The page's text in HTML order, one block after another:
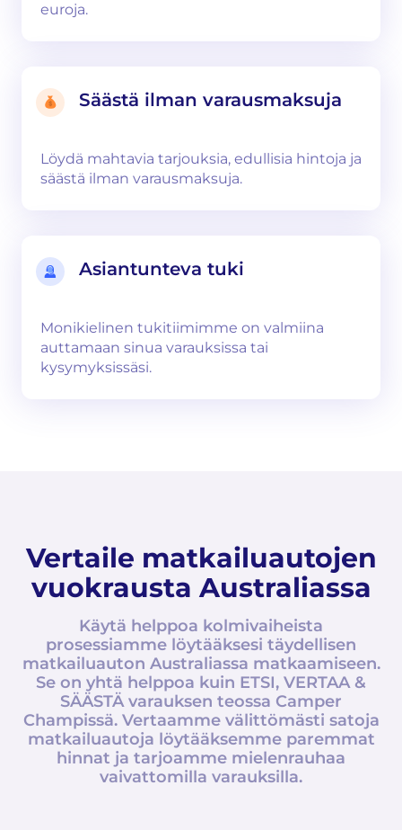
euroja.
Säästä ilman varausmaksuja
Löydä mahtavia tarjouksia, edullisia hintoja ja
säästä ilman varausmaksuja.
Asiantunteva tuki
Monikielinen tukitiimimme on valmiina
auttamaan sinua varauksissa tai
kysymyksissäsi.
Vertaile matkailuautojen
vuokrausta Australiassa
Käytä helppoa kolmivaiheista
prosessiamme löytääksesi täydellisen
matkailuauton Australiassa matkaamiseen.
Se on yhtä helppoa kuin ETSI, VERTAA &
SÄÄSTÄ varauksen teossa Camper
Champissä. Vertaamme välittömästi satoja
matkailuautoja löytääksemme paremmat
hinnat ja tarjoamme mielenrauhaa
vaivattomilla varauksilla.